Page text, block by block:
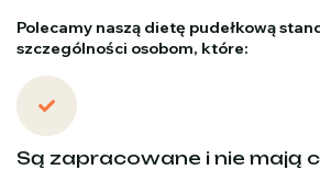
Polecamy naszą dietę pudełkową
szczególności osobom, które:
Są zapracowane i nie mają